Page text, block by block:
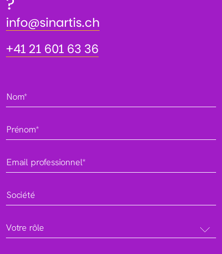
info@sinartis.ch
info@sinartis.ch
+41 21 601 63 36
+41 21 601 63 36
Nom*
Prénom*
Email professionnel*
Société
Votre rôle